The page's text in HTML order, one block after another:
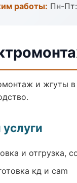
работы: Пн-
и жгуты
и отгрузка,
кд и cam